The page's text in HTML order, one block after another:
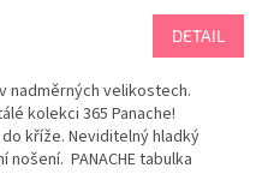
DETAIL
nadměrných velikostech.
kolekci 365 Panache!
kříže. Neviditelný hladký
PANACHE tabulka